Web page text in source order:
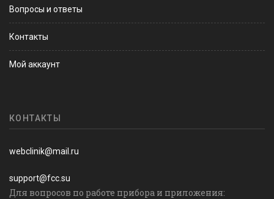
Вопросы и ответы
Контакты
Мой аккаунт
КОНТАКТЫ
webclinik@mail.ru
support@fcc.su
Для вопросов по работе прибора и приложения: